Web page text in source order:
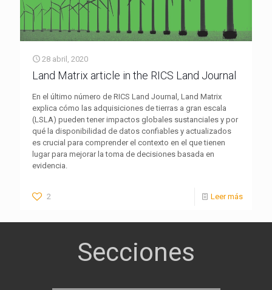
28 abril, 2020
Land Matrix article in the RICS Land Journal
En el último número de RICS Land Journal, Land Matrix
explica cómo las adquisiciones de tierras a gran escala
(LSLA) pueden tener impactos globales sustanciales y por
qué la disponibilidad de datos confiables y actualizados
es crucial para comprender el contexto en el que tienen
lugar para mejorar la toma de decisiones basada en
evidencia.
2 Leer más